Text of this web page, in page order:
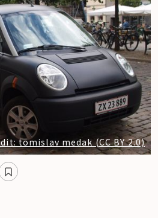
tomislav medak (CC BY 2.0)